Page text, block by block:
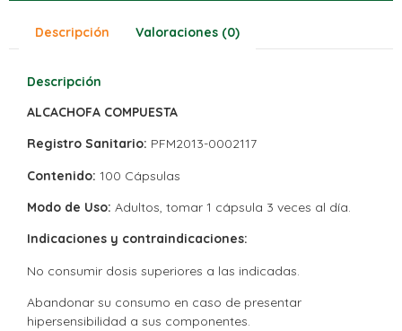
Descripción Valoraciones (0)
Descripción
ALCACHOFA COMPUESTA
Registro Sanitario: PFM2013-0002117
Contenido: 100 Cápsulas
Modo de Uso: Adultos, tomar 1 cápsula 3 veces al día.
Indicaciones y contraindicaciones:
No consumir dosis superiores a las indicadas.
Abandonar su consumo en caso de presentar
hipersensibilidad a sus componentes.